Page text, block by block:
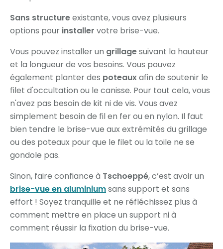
Sans structureexistante, vous avez plusieurs
options pour installer votre brise-vue.
Vous pouvez installer un grillagesuivant la hauteur
et la longueur de vos besoins. Vous pouvez
également planter des poteauxafin de soutenir le
filet d'occultation ou le canisse. Pour tout cela, vous
n'avez pas besoin de kit ni de vis. Vous avez
simplement besoin de fil en fer ou en nylon. Il faut
bien tendre le brise-vue aux extrémités du grillage
ou des poteaux pour que le filet ou la toile ne se
gondole pas.
Sinon, faire confiance à Tschoeppé, c’est avoir un
brise-vue en aluminiumsans support et sans
effort ! Soyez tranquille et ne réfléchissez plus à
comment mettre en place un support ni à
comment réussir la fixation du brise-vue.